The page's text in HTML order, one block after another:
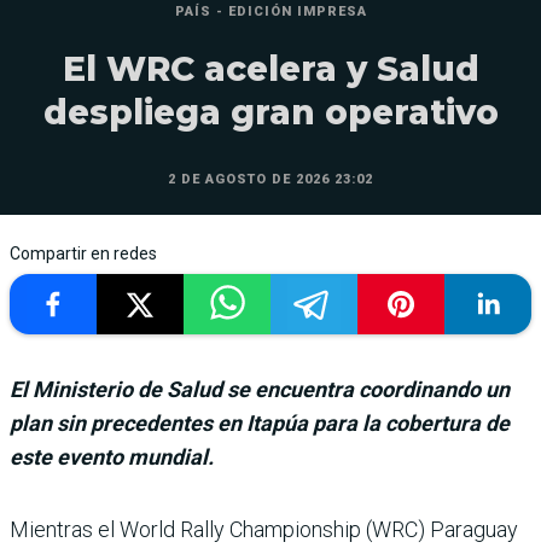
PAÍS - EDICIÓN IMPRESA
El WRC acelera y Salud
despliega gran operativo
2 DE AGOSTO DE 2026 23:02
Compartir en redes
El Ministerio de Salud se encuentra coordinando un
plan sin precedentes en Itapúa para la cobertura de
este evento mundial.
Mientras el World Rally Champions­hip (WRC) Para­guay